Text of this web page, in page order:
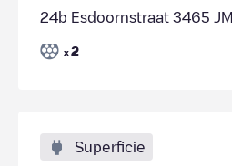
24b Esdoornstraat 3465 JM
x 2
Superficie